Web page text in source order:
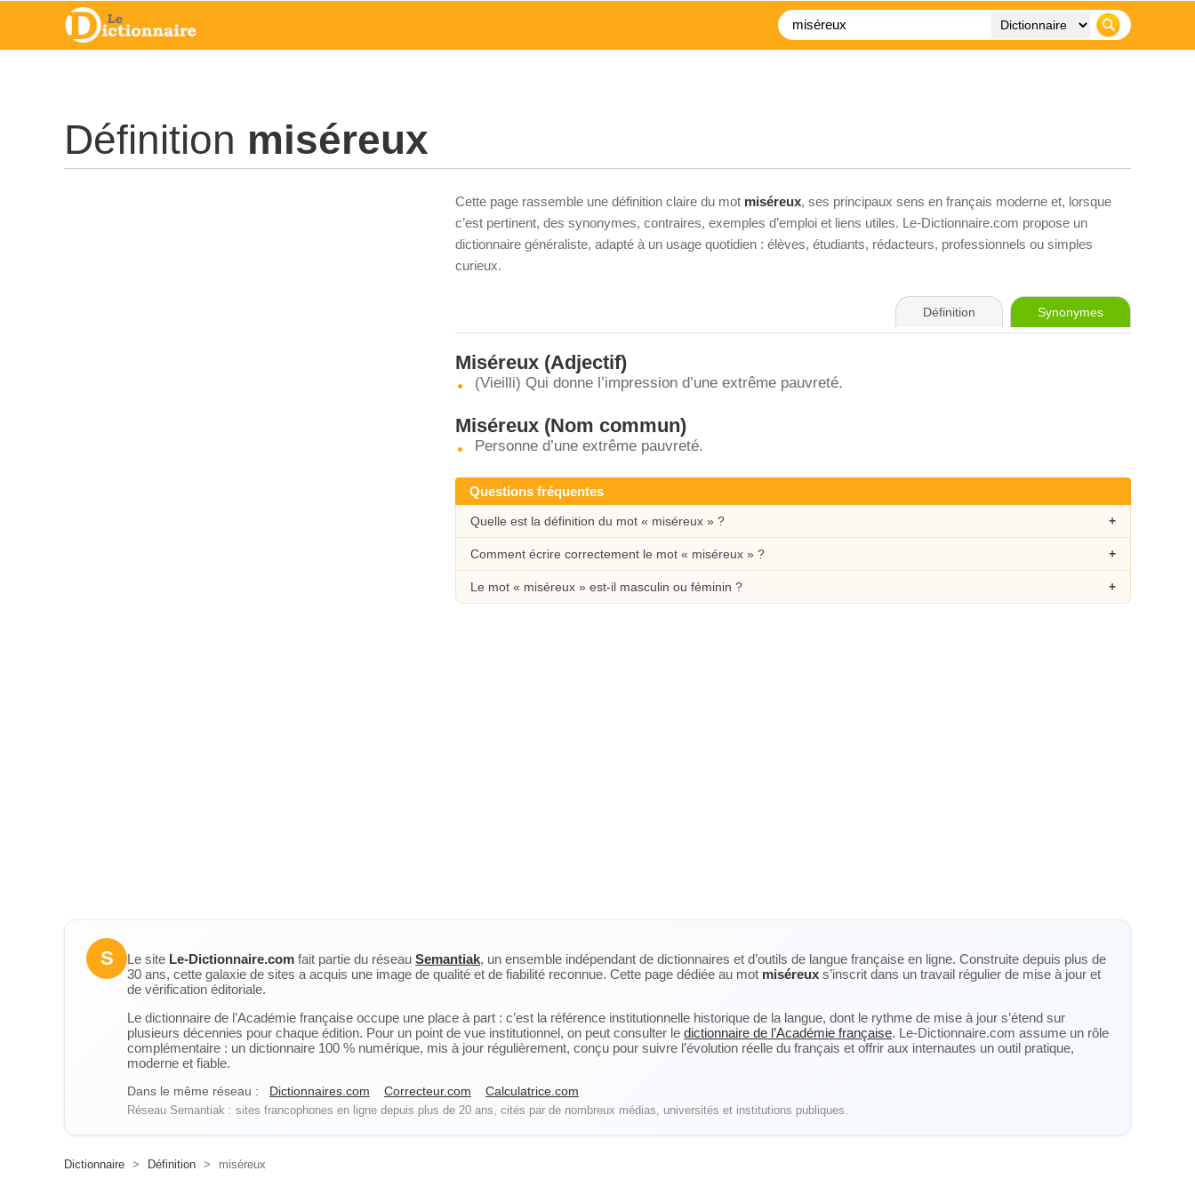
Définition miséreux
Cette page rassemble une définition claire du mot miséreux, ses principaux sens en français moderne et, lorsque
c’est pertinent, des synonymes, contraires, exemples d’emploi et liens utiles. Le-Dictionnaire.com propose un
dictionnaire généraliste, adapté à un usage quotidien : élèves, étudiants, rédacteurs, professionnels ou simples
curieux.
Définition Synonymes
Miséreux (Adjectif)
(Vieilli) Qui donne l’impression d’une extrême pauvreté.
Miséreux (Nom commun)
Personne d’une extrême pauvreté.
Questions fréquentes
Quelle est la définition du mot « miséreux » ?
Comment écrire correctement le mot « miséreux » ?
Le mot « miséreux » est-il masculin ou féminin ?
S Le site Le-Dictionnaire.com fait partie du réseau Semantiak, un ensemble indépendant de dictionnaires et d’outils de langue française en ligne. Construite depuis plus de
30 ans, cette galaxie de sites a acquis une image de qualité et de fiabilité reconnue. Cette page dédiée au mot miséreux s’inscrit dans un travail régulier de mise à jour et
de vérification éditoriale.
Le dictionnaire de l’Académie française occupe une place à part : c’est la référence institutionnelle historique de la langue, dont le rythme de mise à jour s’étend sur
plusieurs décennies pour chaque édition. Pour un point de vue institutionnel, on peut consulter le dictionnaire de l’Académie française. Le-Dictionnaire.com assume un rôle
complémentaire : un dictionnaire 100 % numérique, mis à jour régulièrement, conçu pour suivre l’évolution réelle du français et offrir aux internautes un outil pratique,
moderne et fiable.
Dans le même réseau : Dictionnaires.com Correcteur.com Calculatrice.com
Réseau Semantiak : sites francophones en ligne depuis plus de 20 ans, cités par de nombreux médias, universités et institutions publiques.
Dictionnaire > Définition > miséreux